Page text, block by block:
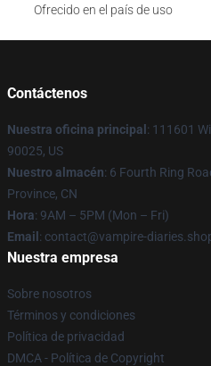
Ofrecido en el país de uso
Contáctenos
Nuestra oficina principal : 111601
90025, US
Nuestro almacén: 6 Fourth Ring
Province, CN
Hora: 9AM – 5PM (Mon – Fri)
Email : contact@vampire-
Nuestra empresa
Sobre nosotros
Términos y condiciones
Política de privacidad
DMCA - Política de Copyright